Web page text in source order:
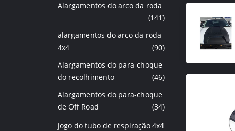
Alargamentos do arco da roda
(141)
alargamentos do arco da roda
4x4
(90)
Alargamentos do para-choque
do recolhimento
(46)
Alargamentos do para-choque
de Off Road
(34)
jogo do tubo de respiração 4x4